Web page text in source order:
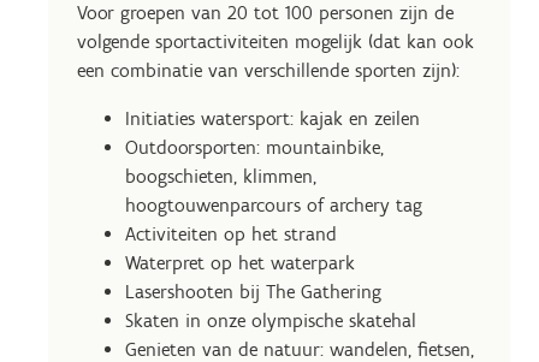
Voor groepen van 20 tot 100 personen zijn de
volgende sportactiviteiten mogelijk (dat kan ook
een combinatie van verschillende sporten zijn):
Initiaties watersport: kajak en zeilen
Outdoorsporten: mountainbike,
boogschieten, klimmen,
hoogtouwenparcours of archery tag
Activiteiten op het strand
Waterpret op het waterpark
Lasershooten bij The Gathering
Skaten in onze olympische skatehal
Genieten van de natuur: wandelen, fietsen,